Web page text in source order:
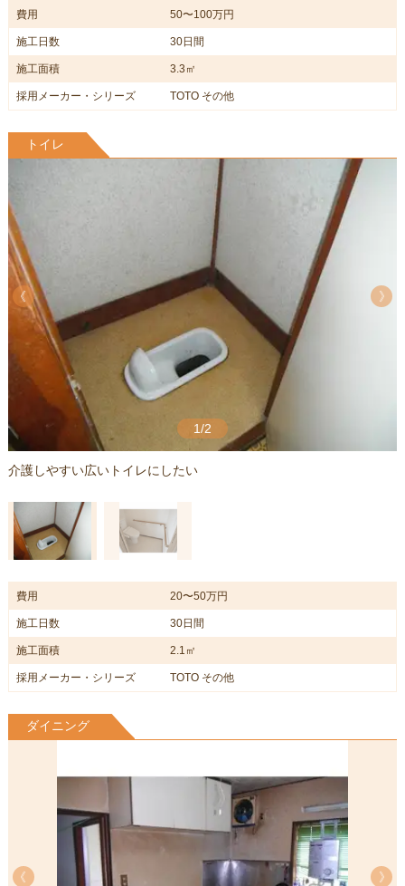
費用 50〜100万円
施工日数 30日間
施工面積 3.3㎡
採用メーカー・シリーズ TOTO その他
トイレ
1/2
《
《
介護しやすい広いトイレにしたい
費用 20〜50万円
施工日数 30日間
施工面積 2.1㎡
採用メーカー・シリーズ TOTO その他
ダイニング
《
《